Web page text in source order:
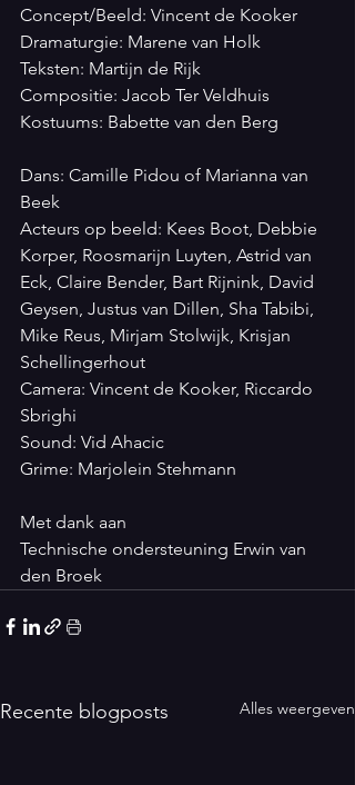
Concept/Beeld: Vincent de Kooker
Dramaturgie: Marene van Holk
Teksten: Martijn de Rijk
Compositie: Jacob Ter Veldhuis
Kostuums: Babette van den Berg
Dans: Camille Pidou of Marianna van
Beek
Acteurs op beeld: Kees Boot, Debbie
Korper, Roosmarijn Luyten, Astrid van
Eck, Claire Bender, Bart Rijnink, David
Geysen, Justus van Dillen, Sha Tabibi,
Mike Reus, Mirjam Stolwijk, Krisjan
Schellingerhout
Camera: Vincent de Kooker, Riccardo
Sbrighi
Sound: Vid Ahacic
Grime: Marjolein Stehmann
Met dank aan
Technische ondersteuning Erwin van
den Broek
Recente blogposts Alles weergeven